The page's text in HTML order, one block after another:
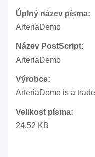
Úplný název písma:
ArteriaDemo
Název PostScript:
ArteriaDemo
Výrobce:
ArteriaDemo is a
Velikost písma:
24.52 KB